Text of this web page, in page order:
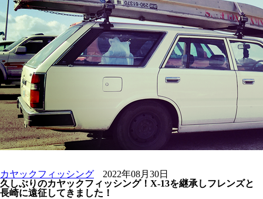
カヤックフィッシング
2022年08月30日
久しぶりのカヤックフィッシング！X-13を継承しフレンズと
長崎に遠征してきました！